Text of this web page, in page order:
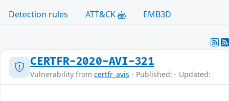
Detection rules
ATT&CK EMB3D
CERTFR-2020-AVI-321
Vulnerability from certfr_avis - Published: - Updated: